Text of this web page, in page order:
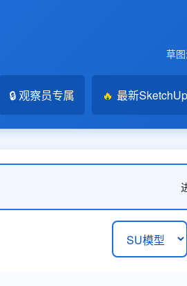
草
🔒 观察员专属 🔥 最新